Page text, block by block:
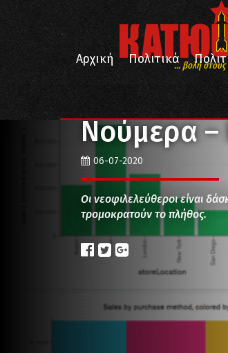
... βολή
Αρχική
Πολιτικά
Απόψεις
Νούμερα
06-07-2020
Οι νεοφιλελεύθεροι είναι
τρομοκρατούν το πλήθος.